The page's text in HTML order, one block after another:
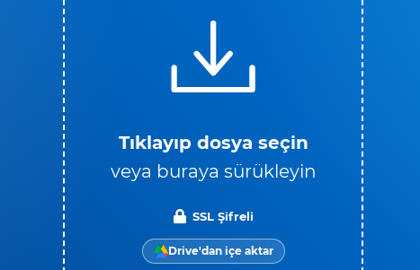
Tıklayıp dosya seçin
veya buraya sürükleyin
SSL Şifreli
Drive'dan içe aktar